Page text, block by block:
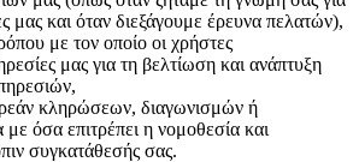
μας και όταν διεξάγουμε έρευνα πελατών),
με τον οποίο οι χρήστες
μας για τη βελτίωση και ανάπτυξη
κληρώσεων, διαγωνισμών ή
όσα επιτρέπει η νομοθεσία και
συγκατάθεσής σας.